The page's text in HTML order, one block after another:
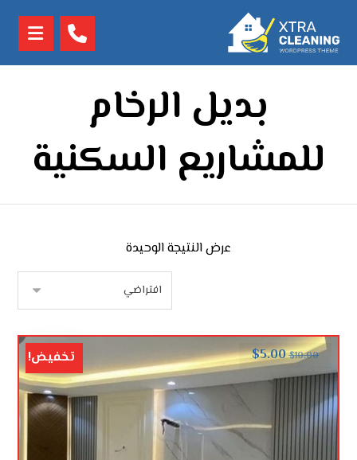
بديل الرخام
للمشاريع السكنية
عرض النتيجة الوحيدة
$10.00
$5.00 تخفيض!